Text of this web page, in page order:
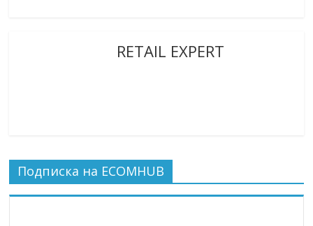
RETAIL EXPERT
Подписка на ECOMHUB